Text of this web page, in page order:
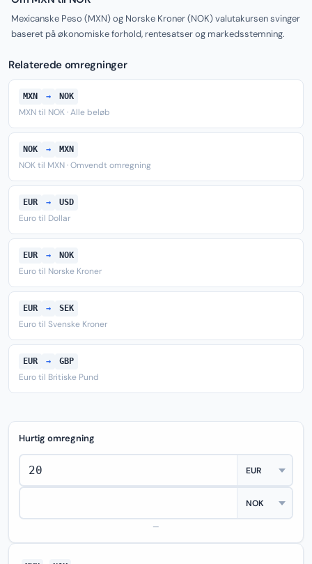
Mexicanske Peso (MXN) og Norske Kroner (NOK) valutakursen svinger
baseret på økonomiske forhold, rentesatser og markedsstemning.
Relaterede omregninger
MXN → NOK
MXN til NOK · Alle beløb
NOK → MXN
NOK til MXN · Omvendt omregning
EUR → USD
Euro til Dollar
EUR → NOK
Euro til Norske Kroner
EUR → SEK
Euro til Svenske Kroner
EUR → GBP
Euro til Britiske Pund
Hurtig omregning
—